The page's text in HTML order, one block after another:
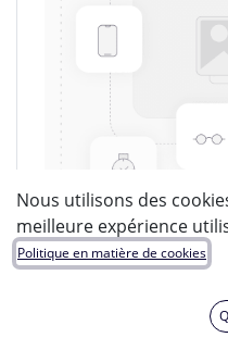
Nous utilisons des
meilleure expérience
Politique en matière de cookies